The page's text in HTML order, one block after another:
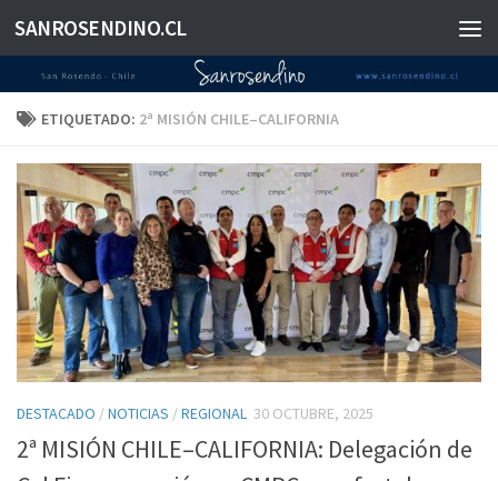
Saltar al contenido
SANROSENDINO.CL
ETIQUETADO: 2ª MISIÓN CHILE–CALIFORNIA
DESTACADO /NOTICIAS /REGIONAL 30 OCTUBRE, 2025
2ª MISIÓN CHILE–CALIFORNIA: Delegación de